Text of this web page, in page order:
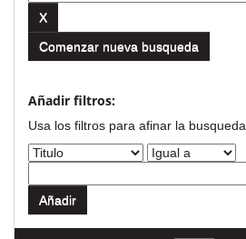
Comenzar nueva busqueda
Añadir filtros:
Usa los filtros para afinar la busqueda.